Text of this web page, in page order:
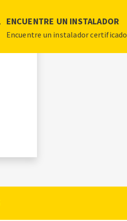
ENCUENTRE UN INSTALADOR
Encuentre un instalador certificado